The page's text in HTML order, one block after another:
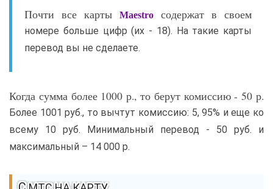
Почти все карты Maestro содержат в своем
номере больше цифр (их - 18). На такие карты
перевод вы не сделаете.
Когда сумма более 1000 р., то берут комиссию - 50 р.
Более 1001 руб., то вычтут комиссию: 5, 95% и еще ко
всему 10 руб. Минимальный перевод - 50 руб. и
максимальный – 14 000 р.